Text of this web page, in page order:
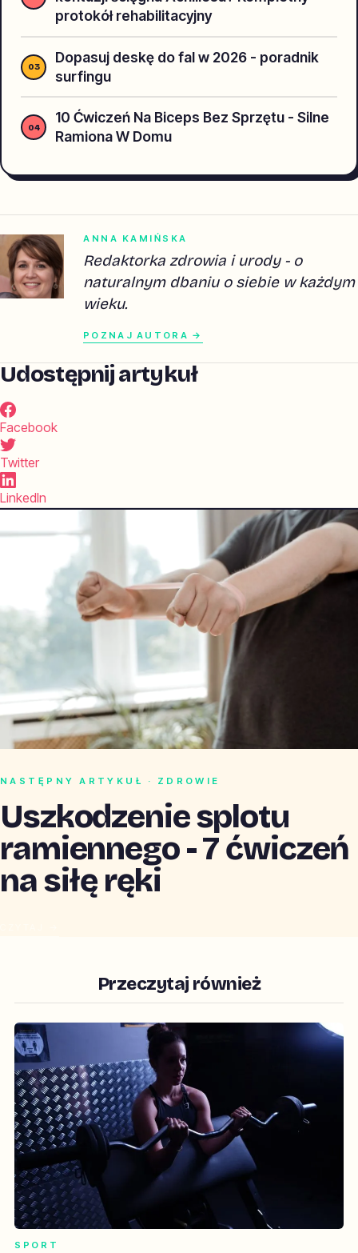
protokół rehabilitacyjny
Dopasuj deskę do fal w 2026 - poradnik
surfingu
10 Ćwiczeń Na Biceps Bez Sprzętu - Silne
Ramiona W Domu
ANNA KAMIŃSKA
Redaktorka zdrowia i urody - o
naturalnym dbaniu o siebie w każdym
wieku.
POZNAJ AUTORA →
Udostępnij artykuł
Facebook
Twitter
LinkedIn
NASTĘPNY ARTYKUŁ · ZDROWIE
Uszkodzenie splotu
ramiennego - 7 ćwiczeń
na siłę ręki
Przeczytaj również
SPORT